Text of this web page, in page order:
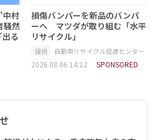
中村
騒然
出る
損傷バンパーを新品のバンパ
ーへ マツダが取り組む「水平
リサイクル」
提供 自動車リサイクル促進センター
2026.08.06 14:12 SPONSORED